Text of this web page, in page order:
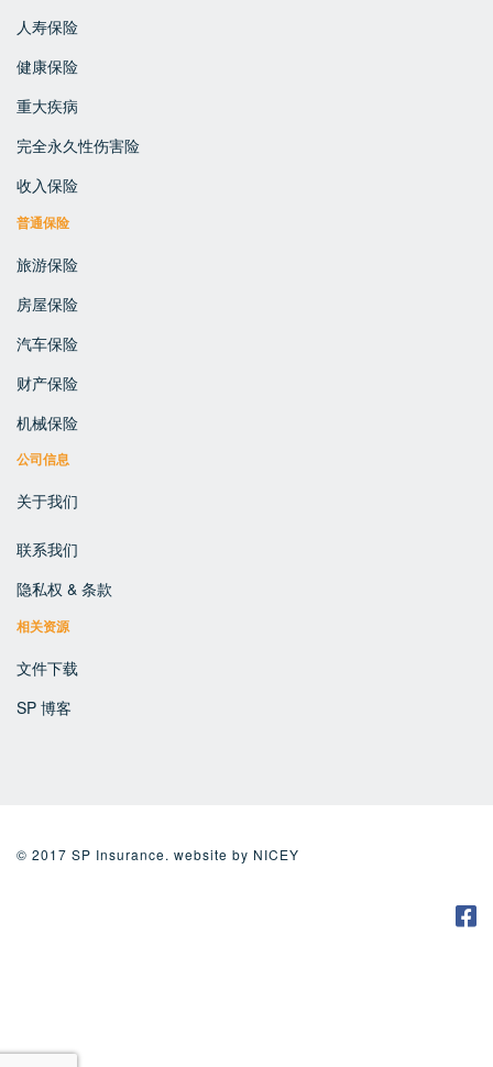
人寿保险
健康保险
重大疾病
完全永久性伤害险
收入保险
普通保险
旅游保险
房屋保险
汽车保险
财产保险
机械保险
公司信息
关于我们
联系我们
隐私权 & 条款
相关资源
文件下载
SP 博客
© 2017 SP Insurance. website by NICEY